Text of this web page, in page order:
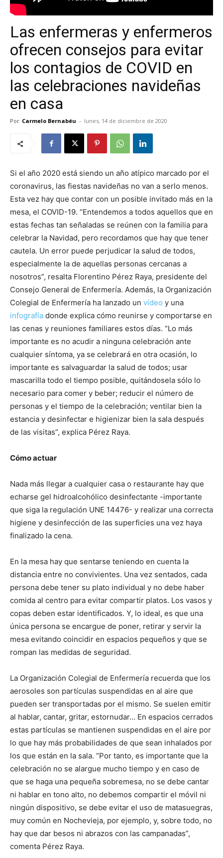
Las enfermeras y enfermeros
ofrecen consejos para evitar
los contagios de COVID en
las celebraciones navideñas
en casa
Por Carmelo Bernabéu - lunes, 14 de diciembre de 2020
Si el año 2020 está siendo un año atípico marcado por el
coronavirus, las fiestas navideñas no van a serlo menos.
Esta vez hay que contar con un posible invitado más en la
mesa, el COVID-19. “Entendemos a todos aquellos que en
estas fechas tan señaladas se reúnen con la familia para
celebrar la Navidad, pero recordamos que hay que tener
cautela. Un error puede perjudicar la salud de todos,
especialmente la de aquellas personas cercanas a
nosotros”, resalta Florentino Pérez Raya, presidente del
Consejo General de Enfermería. Además, la Organización
Colegial de Enfermería ha lanzado un vídeo y una
infografía donde explica cómo reunirse y comportarse en
las cenas y reuniones familiares estos días. “Lo más
importante es no acudir a ninguna celebración ante
cualquier síntoma, ya se celebrará en otra ocasión, lo
importante es salvaguardar la salud de todos; usar
mascarilla todo el tiempo posible, quitándosela sólo lo
necesario para comer y beber; reducir el número de
personas y el tiempo de la celebración; ventilar bien la
estancia y desinfectar e higienizar bien la sala después
de las visitas”, explica Pérez Raya.
Cómo actuar
Nada más llegar a cualquier casa o restaurante hay que
echarse gel hidroalcohólico desinfectante -importante
que siga la regulación UNE 14476- y realizar una correcta
higiene y desinfección de las superficies una vez haya
finalizado la cena.
En la mesa hay que sentarse teniendo en cuenta la
distancia entre no convivientes. Una vez sentados, cada
persona debe tener su plato individual y no debe haber
comida al centro para evitar compartir platos. Los vasos y
copas deben estar identificados. Y, lo ideal, es que una
única persona se encargue de poner, retirar y servir la
mesa evitando coincidir en espacios pequeños y que se
rompan las medidas de seguridad.
La Organización Colegial de Enfermería recuerda que los
aerosoles son partículas suspendidas en al aire que
pueden ser transportadas por el mismo. Se suelen emitir
al hablar, cantar, gritar, estornudar… En espacios cerrados
estas partículas se mantienen suspendidas en el aire por
lo que hay más probabilidades de que sean inhalados por
los que están en la sala. “Por tanto, es importante que la
celebración no se alargue mucho tiempo y en caso de
que se haga una pequeña sobremesa, no se debe cantar
ni hablar en tono alto, no debemos compartir el móvil ni
ningún dispositivo, se debe evitar el uso de matasuegras,
muy común en Nochevieja, por ejemplo, y, sobre todo, no
hay que dar besos ni abrazos con las campanadas”,
comenta Pérez Raya.